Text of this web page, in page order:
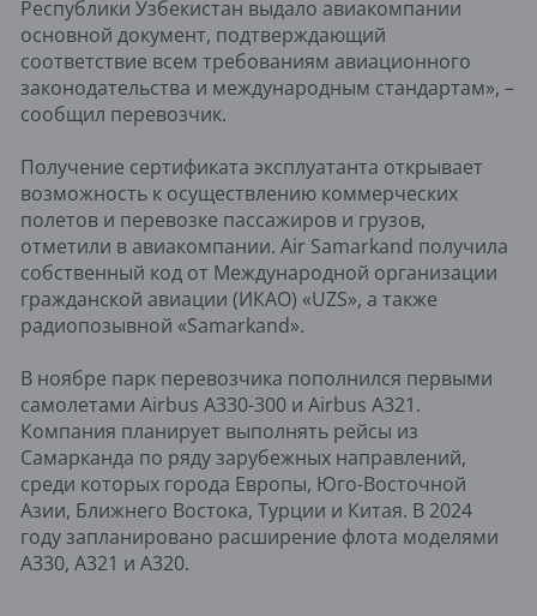
Республики Узбекистан выдало авиакомпании
основной документ, подтверждающий
соответствие всем требованиям авиационного
законодательства и международным стандартам», –
сообщил перевозчик.
Получение сертификата эксплуатанта открывает
возможность к осуществлению коммерческих
полетов и перевозке пассажиров и грузов,
отметили в авиакомпании. Air Samarkand получила
собственный код от Международной организации
гражданской авиации (ИКАО) «UZS», а также
радиопозывной «Samarkand».
В ноябре парк перевозчика пополнился первыми
самолетами Airbus A330-300 и Airbus A321.
Компания планирует выполнять рейсы из
Самарканда по ряду зарубежных направлений,
среди которых города Европы, Юго-Восточной
Азии, Ближнего Востока, Турции и Китая. В 2024
году запланировано расширение флота моделями
А330, А321 и А320.